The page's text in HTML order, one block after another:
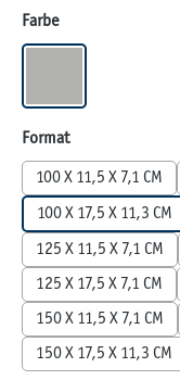
Farbeauswählen
Formatauswählen
100 X 11,5 X 7,1 CM
100 X 17,5 X 11,3 CM
125 X 11,5 X 7,1 CM
125 X 17,5 X 7,1 CM
150 X 11,5 X 7,1 CM
150 X 17,5 X 11,3 CM